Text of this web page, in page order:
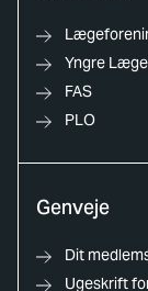
Yngre
FAS
PLO
Genveje
Dit
Ugeskrift